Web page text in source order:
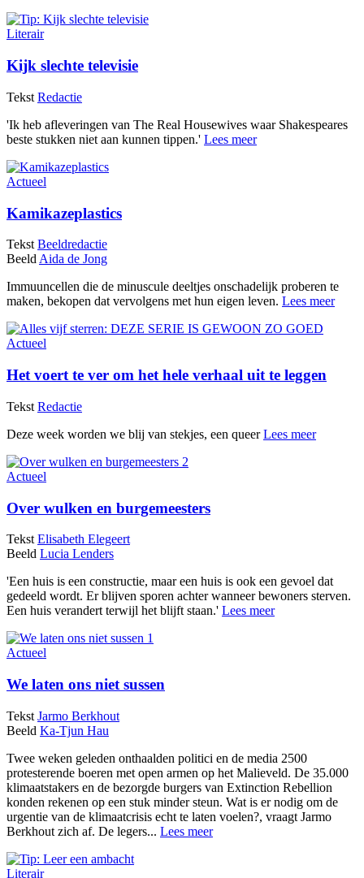
Literair
Kijk slechte televisie
Tekst Redactie
'Ik heb afleveringen van The Real Housewives waar Shakespeares
beste stukken niet aan kunnen tippen.' Lees meer
Actueel
Kamikazeplastics
Tekst Beeldredactie
Beeld Aida de Jong
Immuuncellen die de minuscule deeltjes onschadelijk proberen te
maken, bekopen dat vervolgens met hun eigen leven. Lees meer
Actueel
Het voert te ver om het hele verhaal uit te leggen
Tekst Redactie
Deze week worden we blij van stekjes, een queerLees meer
Actueel
Over wulken en burgemeesters
Tekst Elisabeth Elegeert
Beeld Lucia Lenders
'Een huis is een constructie, maar een huis is ook een gevoel dat
gedeeld wordt. Er blijven sporen achter wanneer bewoners sterven.
Een huis verandert terwijl het blijft staan.' Lees meer
Actueel
We laten ons niet sussen
Tekst Jarmo Berkhout
Beeld Ka-Tjun Hau
Twee weken geleden onthaalden politici en de media 2500
protesterende boeren met open armen op het Malieveld. De 35.000
klimaatstakers en de bezorgde burgers van Extinction Rebellion
konden rekenen op een stuk minder steun. Wat is er nodig om de
urgentie van de klimaatcrisis echt te laten voelen?, vraagt Jarmo
Berkhout zich af. De legers... Lees meer
Literair